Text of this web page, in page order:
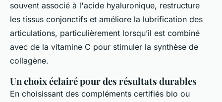
souvent associé à l'acide hyaluronique, restructure
les tissus conjonctifs et améliore la lubrification des
articulations, particulièrement lorsqu’il est combiné
avec de la vitamine C pour stimuler la synthèse de
collagène.
Un choix éclairé pour des résultats durables
En choisissant des compléments certifiés bio ou